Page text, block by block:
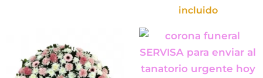
incluido
producto